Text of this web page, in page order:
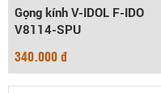
Gọng kính V-IDOL F-IDO
V8114-SPU
340.000 đ